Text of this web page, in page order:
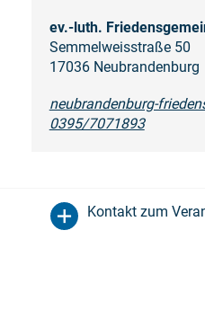
ev.-luth.
Semmelweisstraße 50
17036 Neubrandenburg
neubrandenburg-
0395/7071893
Kontakt zum